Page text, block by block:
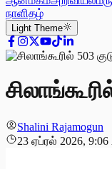
நாளிதழ்
Light Theme
Shalini Rajamogun
23 ஏப்ரல் 2026,